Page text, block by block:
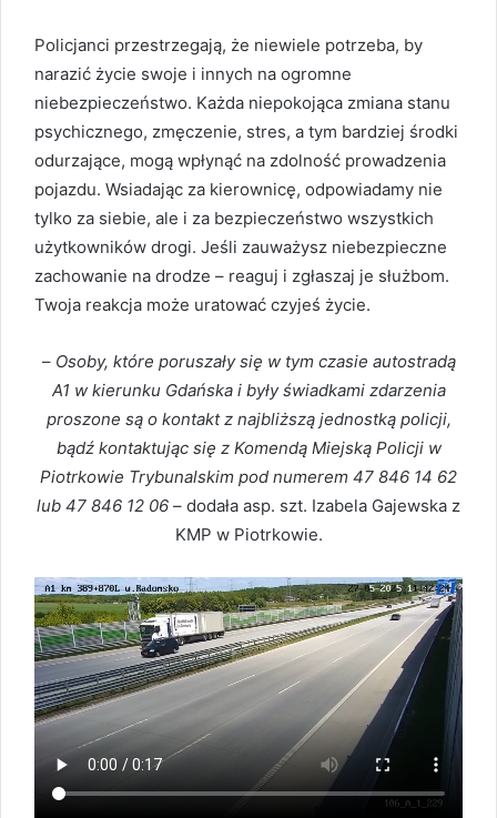
Policjanci przestrzegają, że niewiele potrzeba, by
narazić życie swoje i innych na ogromne
niebezpieczeństwo. Każda niepokojąca zmiana stanu
psychicznego, zmęczenie, stres, a tym bardziej środki
odurzające, mogą wpłynąć na zdolność prowadzenia
pojazdu. Wsiadając za kierownicę, odpowiadamy nie
tylko za siebie, ale i za bezpieczeństwo wszystkich
użytkowników drogi. Jeśli zauważysz niebezpieczne
zachowanie na drodze – reaguj i zgłaszaj je służbom.
Twoja reakcja może uratować czyjeś życie.
– Osoby, które poruszały się w tym czasie autostradą
A1 w kierunku Gdańska i były świadkami zdarzenia
proszone są o kontakt z najbliższą jednostką policji,
bądź kontaktując się z Komendą Miejską Policji w
Piotrkowie Trybunalskim pod numerem 47 846 14 62
lub 47 846 12 06 – dodała asp. szt. Izabela Gajewska z
KMP w Piotrkowie.